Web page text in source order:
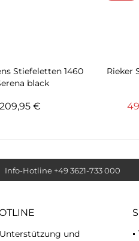
Stiefeletten 1460
black
209,95 €
Rieker
Info-Hotline +49 3621-733 000
und